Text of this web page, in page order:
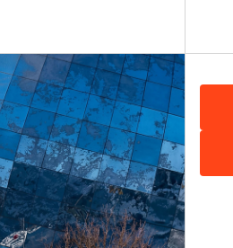
первое в мире подлёдное
которых был Артур
выполненный из титана.
океана.
занесено в Книгу рекордов
планеты. А в октябре
олимпийский огонь на
и Музея Мирового океана: при
между РГО и правительством